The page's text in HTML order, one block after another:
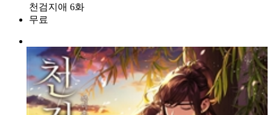
천검지애 6화
무료